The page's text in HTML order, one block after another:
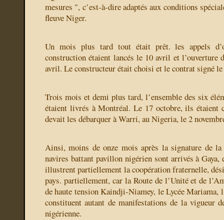
mesures ", c’est-à-dire adaptés aux conditions
fleuve Niger.
Un mois plus tard tout était prêt. les appels
construction étaient lancés le 10 avril et l’ouverture
avril. Le constructeur était choisi et le contrat signé
Trois mois et demi plus tard, l’ensemble des six
étaient livrés à Montréal. Le 17 octobre, ils étaient
devait les débarquer à Warri, au Nigeria, le 2
Ainsi, moins de onze mois après la signature de la
navires battant pavillon nigérien sont arrivés à
illustrent partiellement la coopération fraternelle,
pays. partiellement, car la Route de l’Unité et de
de haute tension Kaindji-Niamey, le Lycée Mariama,
constituent autant de manifestations de la vigueur
nigérienne.